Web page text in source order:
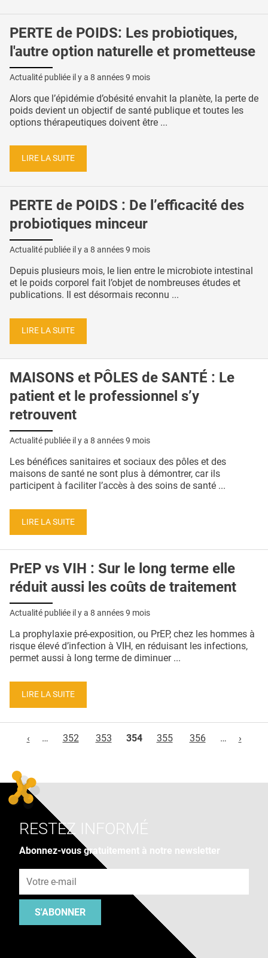
PERTE de POIDS: Les probiotiques,
l'autre option naturelle et prometteuse
Actualité publiée il y a 8 années 9 mois
Alors que l’épidémie d’obésité envahit la planète, la perte de
poids devient un objectif de santé publique et toutes les
options thérapeutiques doivent être ...
LIRE LA SUITE
PERTE de POIDS : De l’efficacité des
probiotiques minceur
Actualité publiée il y a 8 années 9 mois
Depuis plusieurs mois, le lien entre le microbiote intestinal
et le poids corporel fait l’objet de nombreuses études et
publications. Il est désormais reconnu ...
LIRE LA SUITE
MAISONS et PÔLES de SANTÉ : Le
patient et le professionnel s’y
retrouvent
Actualité publiée il y a 8 années 9 mois
Les bénéfices sanitaires et sociaux des pôles et des
maisons de santé ne sont plus à démontrer, car ils
participent à faciliter l’accès à des soins de santé ...
LIRE LA SUITE
PrEP vs VIH : Sur le long terme elle
réduit aussi les coûts de traitement
Actualité publiée il y a 8 années 9 mois
La prophylaxie pré-exposition, ou PrEP, chez les hommes à
risque élevé d’infection à VIH, en réduisant les infections,
permet aussi à long terme de diminuer ...
LIRE LA SUITE
‹
… 352 353 354 355 356 … ›
RESTEZ INFORMÉ
Abonnez-vous gratuitement à notre newsletter
S'ABONNER